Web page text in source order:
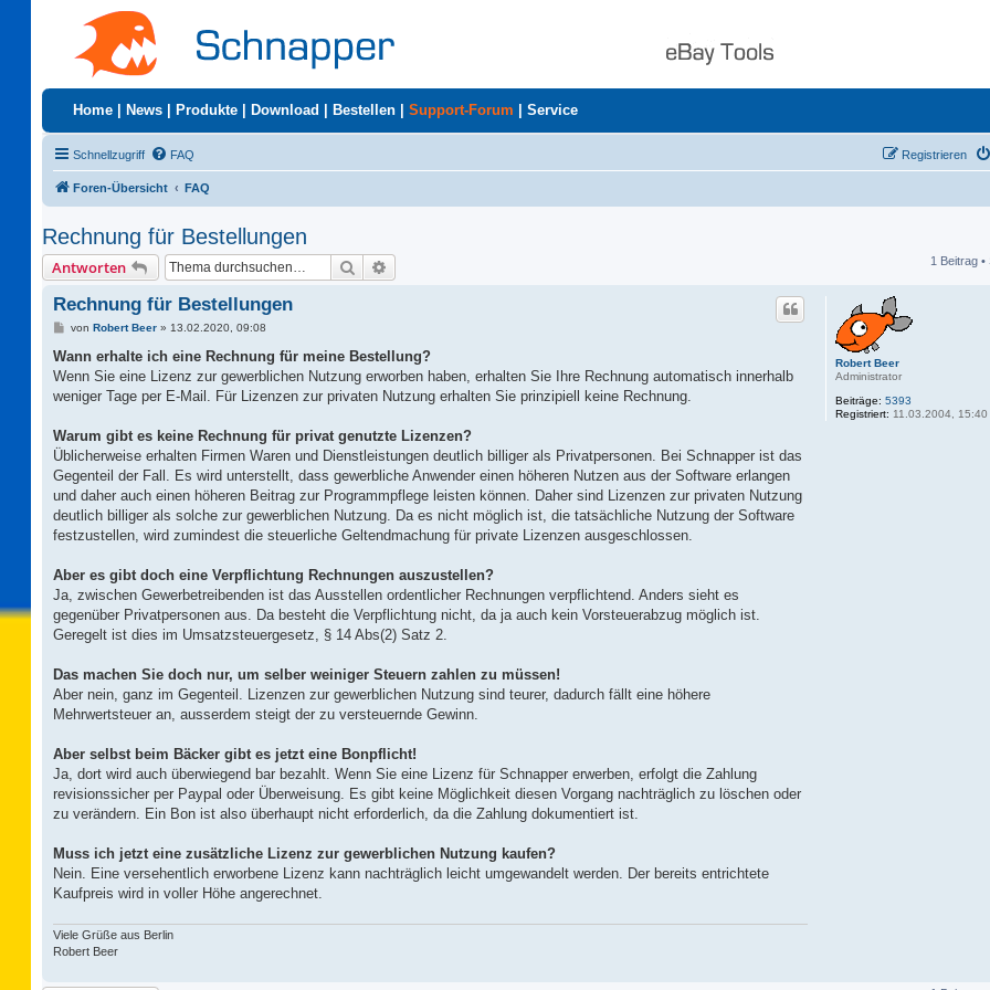
Home News Produkte Download Bestellen Support-Forum Service
Schnellzugriff FAQ Registrieren
Foren-Übersicht FAQ
Rechnung für Bestellungen
Antworten Suche 1 Beitrag
Robert Beer
Administrator
Beiträge: 5393
Registriert: 11.03.2004, 15:40
Rechnung für Bestellungen
B
i
r
a
von Robert Beer» 13.02.2020, 09:08
Wann erhalte ich eine Rechnung für meine Bestellung?
Wenn Sie eine Lizenz zur gewerblichen Nutzung erworben haben, erhalten Sie Ihre Rechnung automatisch innerhalb
weniger Tage per E-Mail. Für Lizenzen zur privaten Nutzung erhalten Sie prinzipiell keine Rechnung.
Warum gibt es keine Rechnung für privat genutzte Lizenzen?
Üblicherweise erhalten Firmen Waren und Dienstleistungen deutlich billiger als Privatpersonen. Bei Schnapper ist das
Gegenteil der Fall. Es wird unterstellt, dass gewerbliche Anwender einen höheren Nutzen aus der Software erlangen
und daher auch einen höheren Beitrag zur Programmpflege leisten können. Daher sind Lizenzen zur privaten Nutzung
deutlich billiger als solche zur gewerblichen Nutzung. Da es nicht möglich ist, die tatsächliche Nutzung der Software
festzustellen, wird zumindest die steuerliche Geltendmachung für private Lizenzen ausgeschlossen.
Aber es gibt doch eine Verpflichtung Rechnungen auszustellen?
Ja, zwischen Gewerbetreibenden ist das Ausstellen ordentlicher Rechnungen verpflichtend. Anders sieht es
gegenüber Privatpersonen aus. Da besteht die Verpflichtung nicht, da ja auch kein Vorsteuerabzug möglich ist.
Geregelt ist dies im Umsatzsteuergesetz, § 14 Abs(2) Satz 2.
Das machen Sie doch nur, um selber weiniger Steuern zahlen zu müssen!
Aber nein, ganz im Gegenteil. Lizenzen zur gewerblichen Nutzung sind teurer, dadurch fällt eine höhere
Mehrwertsteuer an, ausserdem steigt der zu versteuernde Gewinn.
Aber selbst beim Bäcker gibt es jetzt eine Bonpflicht!
Ja, dort wird auch überwiegend bar bezahlt. Wenn Sie eine Lizenz für Schnapper erwerben, erfolgt die Zahlung
revisionssicher per Paypal oder Überweisung. Es gibt keine Möglichkeit diesen Vorgang nachträglich zu löschen oder
zu verändern. Ein Bon ist also überhaupt nicht erforderlich, da die Zahlung dokumentiert ist.
Muss ich jetzt eine zusätzliche Lizenz zur gewerblichen Nutzung kaufen?
Nein. Eine versehentlich erworbene Lizenz kann nachträglich leicht umgewandelt werden. Der bereits entrichtete
Kaufpreis wird in voller Höhe angerechnet.
Viele Grüße aus Berlin
Robert Beer